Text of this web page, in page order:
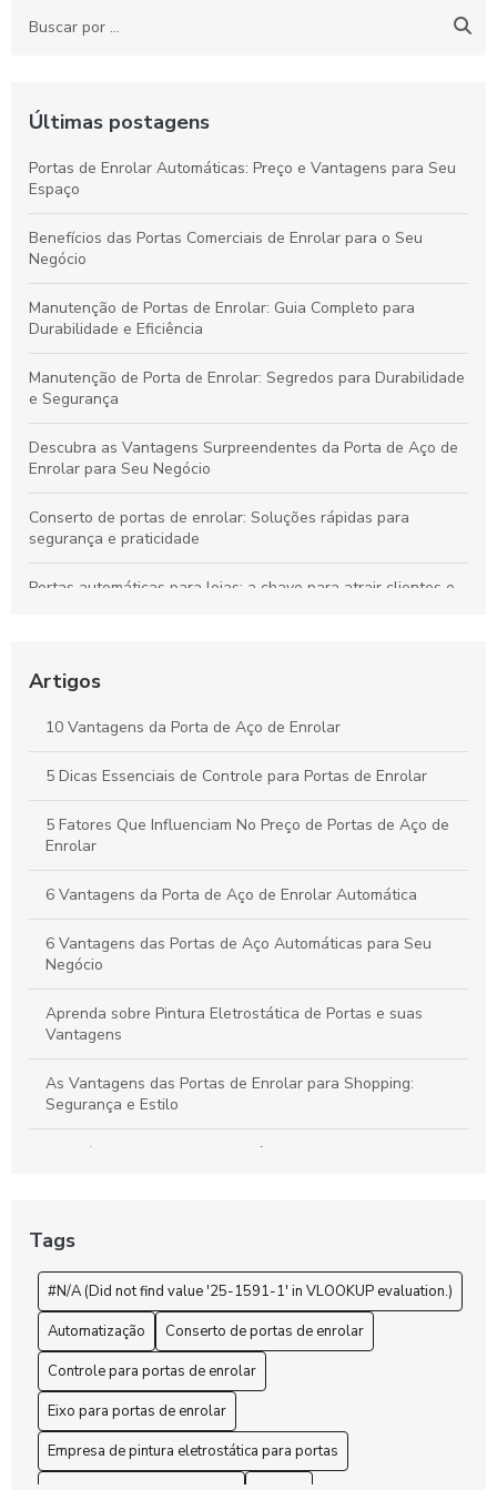
Últimas postagens
Portas de Enrolar Automáticas: Preço e Vantagens para Seu
Espaço
Benefícios das Portas Comerciais de Enrolar para o Seu
Negócio
Manutenção de Portas de Enrolar: Guia Completo para
Durabilidade e Eficiência
Manutenção de Porta de Enrolar: Segredos para Durabilidade
e Segurança
Descubra as Vantagens Surpreendentes da Porta de Aço de
Enrolar para Seu Negócio
Conserto de portas de enrolar: Soluções rápidas para
segurança e praticidade
Portas automáticas para lojas: a chave para atrair clientes e
Automática e Suas Vantagens
Descubra as Vantagens das Portas de Enrolar no Rio de
Janeiro e Transforme Seu Espaço
Portas de Enrolar Paraná: Vantagens e Modelos Disponíveis
Artigos
10 Vantagens da Porta de Aço de Enrolar
5 Dicas Essenciais de Controle para Portas de Enrolar
5 Fatores Que Influenciam No Preço de Portas de Aço de
Enrolar
6 Vantagens da Porta de Aço de Enrolar Automática
6 Vantagens das Portas de Aço Automáticas para Seu
Negócio
Aprenda sobre Pintura Eletrostática de Portas e suas
Vantagens
As Vantagens das Portas de Enrolar para Shopping:
Segurança e Estilo
Benefícios da Pintura Eletrostática de Portas Para
Negócio
Benefícios e Vantagens da Pintura Eletrostática para
Portas de Aço
Como a Pintura Eletrostática de Portas Transforma
Ambientes
Como a Pintura Eletrostática para Portas de Enrolar
Revoluciona a Durabilidade e Estética
Tags
#N/A (Did not find value '25-1591-1' in VLOOKUP evaluation.)
Automatização
Conserto de portas de enrolar
Controle para portas de enrolar
Eixo para portas de enrolar
Empresa de pintura eletrostática para portas